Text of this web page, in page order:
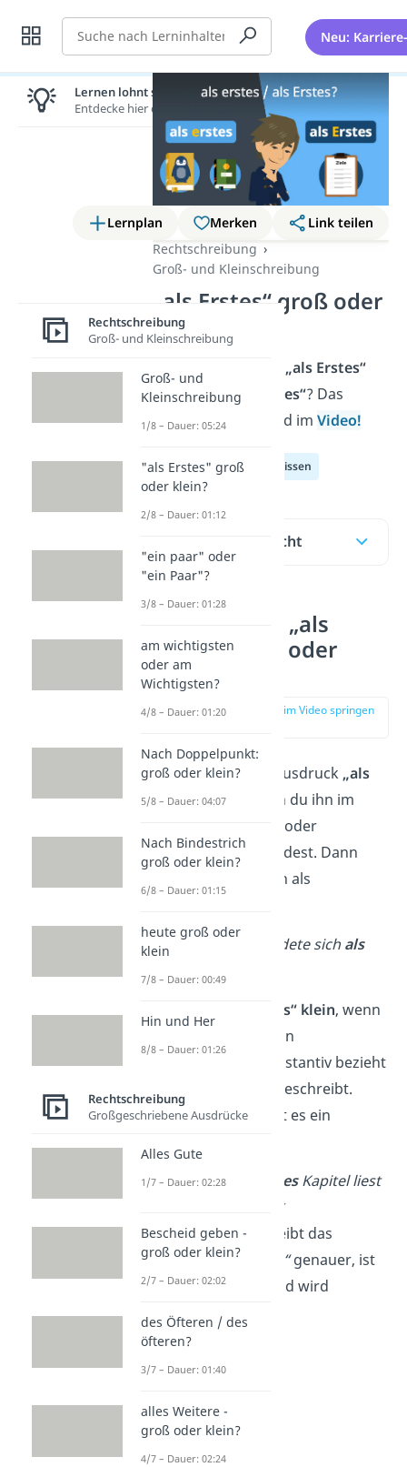
Suche Neu:
Lernplan Merken
Link teilen
Rechtschreibung
Groß- und Kleinschreibung
„als Erstes“ groß oder
klein?
„als Erstes“
und wann„als erstes“? Das
erfährst du hier und imVideo!
Deutsch Allgemeinwissen
Inhaltsübersicht
Schreibst du „als
Erstes“ groß oder
klein?
zur Stelle im Video springen
Du schreibst den Ausdruck „als
Erstes“ groß
, wenn du ihn im
Sinne von „zuerst“ oder
„zunächst“ verwendest. Dann
nutzt du es nämlich als
➡️Beispiel:
Sie meldete sichals
„als erstes“ klein, wenn
es sich direkt auf ein
nachfolgendes Substantiv bezieht
und dieses näher beschreibt.
Denn in dem Fall ist es ein
➡️Beispiel:
Als erstesKapitel liest
✔
→„erstes“beschreibt das
Substantiv„Kapitel“genauer, ist
also ein Adjektiv und wird
kleingeschrieben.
Lernen lohnt sich!
Entdecke hier deine Chancen.
Rechtschreibung
Groß- und Kleinschreibung
Groß- und
Kleinschreibung
1/8 – Dauer: 05:24
"als Erstes" groß
oder klein?
2/8 – Dauer: 01:12
"ein paar" oder
"ein Paar"?
3/8 – Dauer: 01:28
am wichtigsten
oder am
Wichtigsten?
4/8 – Dauer: 01:20
Nach Doppelpunkt:
groß oder klein?
5/8 – Dauer: 04:07
Nach Bindestrich
groß oder klein?
6/8 – Dauer: 01:15
heute groß oder
klein
7/8 – Dauer: 00:49
Hin und Her
8/8 – Dauer: 01:26
Rechtschreibung
Großgeschriebene Ausdrücke
Alles Gute
1/7 – Dauer: 02:28
Bescheid geben -
groß oder klein?
2/7 – Dauer: 02:02
des Öfteren / des
öfteren?
3/7 – Dauer: 01:40
alles Weitere -
groß oder klein?
4/7 – Dauer: 02:24